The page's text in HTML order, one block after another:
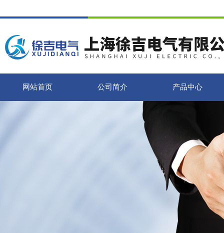
网站首页 公司简介 产品中心